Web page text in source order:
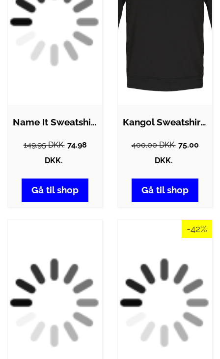
Name It Sweatshirt - Noos - NkfTulena -…
149.95 DKK. 74.98
DKK.
Gå til shop
Kangol Sweatshirt Herre QuestCrew -…
400.00 DKK. 75.00
DKK.
Gå til shop
-42%